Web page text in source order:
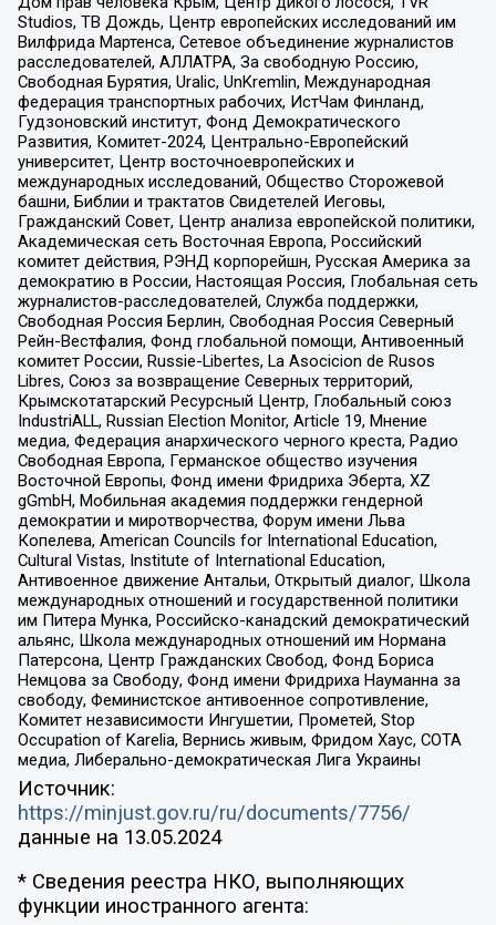
Studios, ТВ Дождь, Центр европейских исследований им
Вилфрида Мартенса, Сетевое объединение журналистов
расследователей, АЛЛАТРА, За свободную Россию,
Свободная Бурятия, Uralic, UnKremlin, Международная
федерация транспортных рабочих, ИстЧам Финланд,
Гудзоновский институт, Фонд Демократического
Развития, Комитет-2024, Центрально-Европейский
университет, Центр восточноевропейских и
международных исследований, Общество Сторожевой
башни, Библии и трактатов Свидетелей Иеговы,
Гражданский Совет, Центр анализа европейской политики,
Академическая сеть Восточная Европа, Российский
комитет действия, РЭНД корпорейшн, Русская Америка за
демократию в России, Настоящая Россия, Глобальная сеть
журналистов-расследователей, Служба поддержки,
Свободная Россия Берлин, Свободная Россия Северный
Рейн-Вестфалия, Фонд глобальной помощи, Антивоенный
комитет России, Russie-Libertes, La Asocicion de Rusos
Libres, Союз за возвращение Северных территорий,
Крымскотатарский Ресурсный Центр, Глобальный союз
IndustriALL, Russian Election Monitor, Article 19, Мнение
медиа, Федерация анархического черного креста, Радио
Свободная Европа, Германское общество изучения
Восточной Европы, Фонд имени Фридриха Эберта, XZ
gGmbH, Мобильная академия поддержки гендерной
демократии и миротворчества, Форум имени Льва
Копелева, American Councils for International Education,
Cultural Vistas, Institute of International Education,
Антивоенное движение Антальи, Открытый диалог, Школа
международных отношений и государственной политики
им Питера Мунка, Российско-канадский демократический
альянс, Школа международных отношений им Нормана
Патерсона, Центр Гражданских Свобод, Фонд Бориса
Немцова за Свободу, Фонд имени Фридриха Науманна за
свободу, Феминистское антивоенное сопротивление,
Комитет независимости Ингушетии, Прометей, Stop
Occupation of Karelia, Вернись живым, Фридом Хаус, СОТА
медиа, Либерально-демократическая Лига Украины
Источник:
https://minjust.gov.ru/ru/documents/7756/
данные на 13.05.2024
* Сведения реестра НКО, выполняющих
функции иностранного агента: